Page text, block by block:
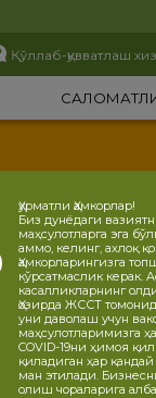
Қўллаб-қувватлаш
Ҳурматли Ҳамкорлар!
Биз дунёдаги
маҳсулотларга эга
аммо, келинг, ахлоқ
Ҳамкорларингизга
кўрсатмаслик керак.
касалликларнинг
Ҳозирда ЖССТ
уни даволаш учун
маҳсулотларимизга
COVID-19ни ҳимоя
қиладиган ҳар
ман этилади.
олиш чораларига